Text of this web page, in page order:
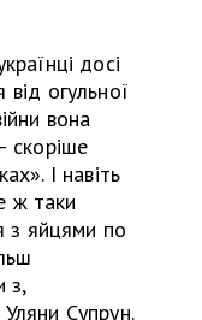
досі
огульної
вона
скоріше
І навіть
ж таки
з яйцями по
з,
Супрун.